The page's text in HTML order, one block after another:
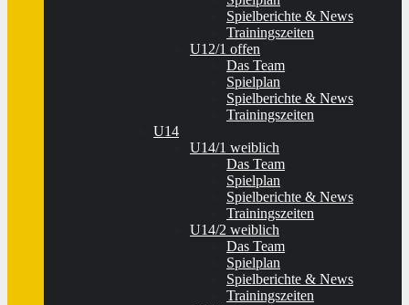
Spielberichte & News
Trainingszeiten
U12/1 offen
Das Team
Spielplan
Spielberichte & News
Trainingszeiten
U14
U14/1 weiblich
Das Team
Spielplan
Spielberichte & News
Trainingszeiten
U14/2 weiblich
Das Team
Spielplan
Spielberichte & News
Trainingszeiten